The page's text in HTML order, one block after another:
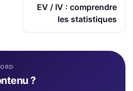
EV / IV : comprendre
les statistiques
?